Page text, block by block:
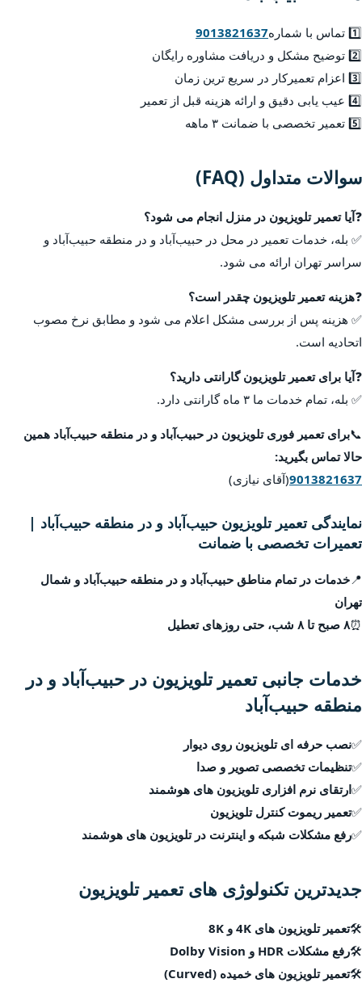
1️⃣ تماس با شماره
9013821637
2️⃣ توضیح مشکل و دریافت مشاوره رایگان
3️⃣ اعزام تعمیرکار در سریع ترین زمان
4️⃣ عیب یابی دقیق و ارائه هزینه قبل از تعمیر
5️⃣ تعمیر تخصصی با ضمانت ۳ ماهه
سوالات متداول (FAQ)
❓آیا تعمیر تلویزیون در منزل انجام می شود؟
✅ بله، خدمات تعمیر در محل در حبیب‌آباد و در منطقه حبیب‌آباد و
سراسر تهران ارائه می شود.
❓هزینه تعمیر تلویزیون چقدر است؟
✅ هزینه پس از بررسی مشکل اعلام می شود و مطابق نرخ مصوب
اتحادیه است.
❓آیا برای تعمیر تلویزیون گارانتی دارید؟
✅ بله، تمام خدمات ما ۳ ماه گارانتی دارد.
📞برای تعمیر فوری تلویزیون در حبیب‌آباد و در منطقه حبیب‌آباد همین
حالا تماس بگیرید:
9013821637(آقای نیازی)
نمایندگی تعمیر تلویزیون حبیب‌آباد و در منطقه حبیب‌آباد |
تعمیرات تخصصی با ضمانت
📍خدمات در تمام مناطق حبیب‌آباد و در منطقه حبیب‌آباد و شمال
تهران
⏰۸ صبح تا ۸ شب، حتی روزهای تعطیل
خدمات جانبی تعمیر تلویزیون در حبیب‌آباد و در
منطقه حبیب‌آباد
✅نصب حرفه ای تلویزیون روی دیوار
✅تنظیمات تخصصی تصویر و صدا
✅ارتقای نرم افزاری تلویزیون های هوشمند
✅تعمیر ریموت کنترل تلویزیون
✅رفع مشکلات شبکه و اینترنت در تلویزیون های هوشمند
جدیدترین تکنولوژی های تعمیر تلویزیون
🛠تعمیر تلویزیون های 4K و 8K
🛠رفع مشکلات HDR و Dolby Vision
🛠تعمیر تلویزیون های خمیده (Curved)